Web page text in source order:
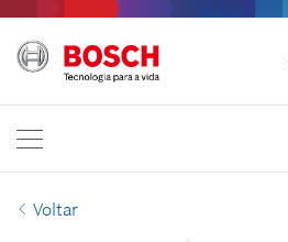
Rescindir contrato
Bosch Professional
Voltar